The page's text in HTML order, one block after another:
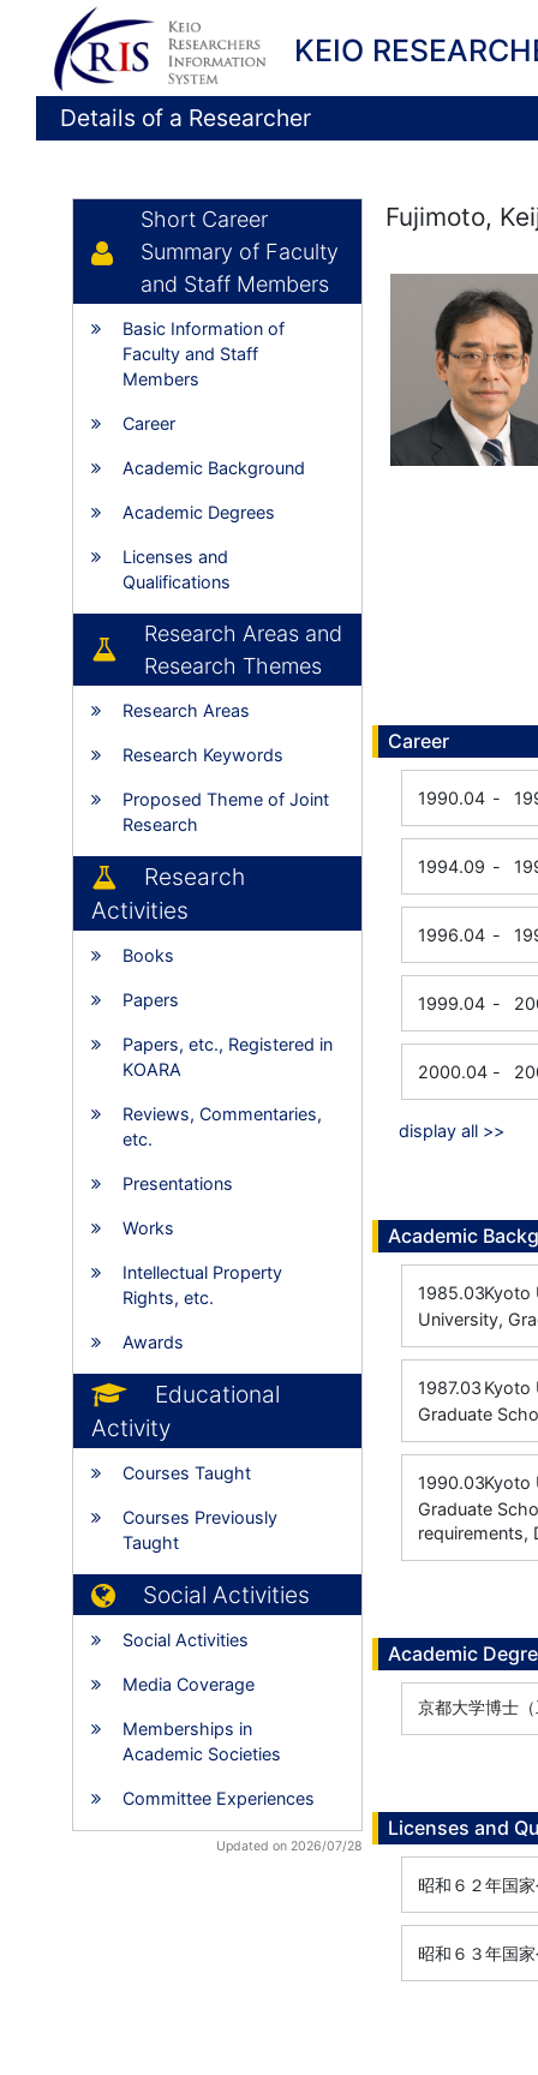
KEIO
Details of a Researcher
Short Career
Summary of Faculty
and Staff Members
Basic Information of
Faculty and Staff
Members
Career
Academic Background
Academic Degrees
Licenses and
Qualifications
Research Areas and
Research Themes
Research Areas
Research Keywords
Proposed Theme of Joint
Research
Research
Activities
Books
Papers
Papers, etc., Registered in
KOARA
Reviews, Commentaries,
etc.
Presentations
Works
Intellectual Property
Rights, etc.
Awards
Educational
Activity
Courses Taught
Courses Previously
Taught
Social Activities
Social Activities
Media Coverage
Memberships in
Academic Societies
Committee Experiences
Updated on 2026/07/28
Fujimoto,
Career
1990.04 -
1994.09 -
1996.04 -
1999.04 -
2000.04 -
display all >>
Academic
1985.03Kyoto
University,
1987.03 Kyoto
Graduate
1990.03Kyoto
Graduate
requirements,
Academic
京都大学博士
Licenses and
昭和６２年国
昭和６３年国